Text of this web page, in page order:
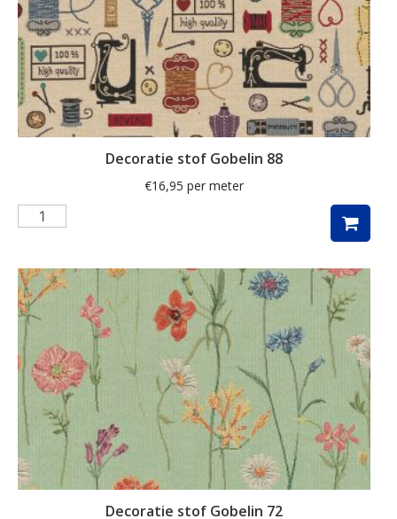
schotse ruit
siamees
slak
smal
sneeuwpop
sterren
strandhuisjes
streep
strepen
takken
teckel
teckels
thee
Toile de Jouy
Decoratie stof Gobelin 88
€16,95 per meter
Decoratie stof Gobelin 72